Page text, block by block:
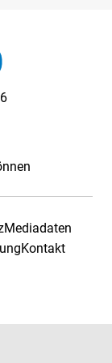
Mediadaten
Kontakt